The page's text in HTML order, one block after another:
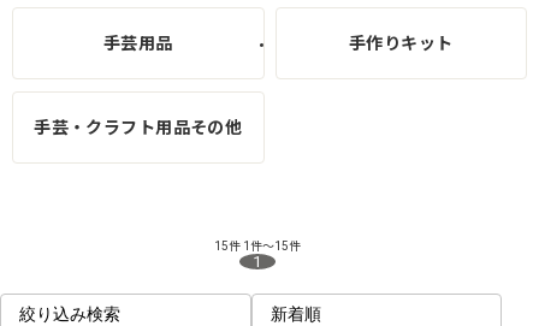
手芸用品 手作りキット
手芸・クラフト用品その他
15件 1件～15件
1
絞り込み検索 新着順